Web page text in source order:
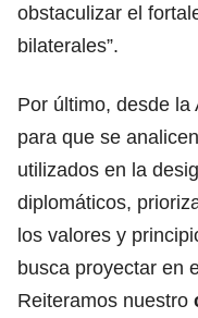
obstaculizar el
bilaterales”.
Por último, desde
para que se
utilizados en la
diplomáticos,
los valores y
busca proyectar en
Reiteramos nuestro